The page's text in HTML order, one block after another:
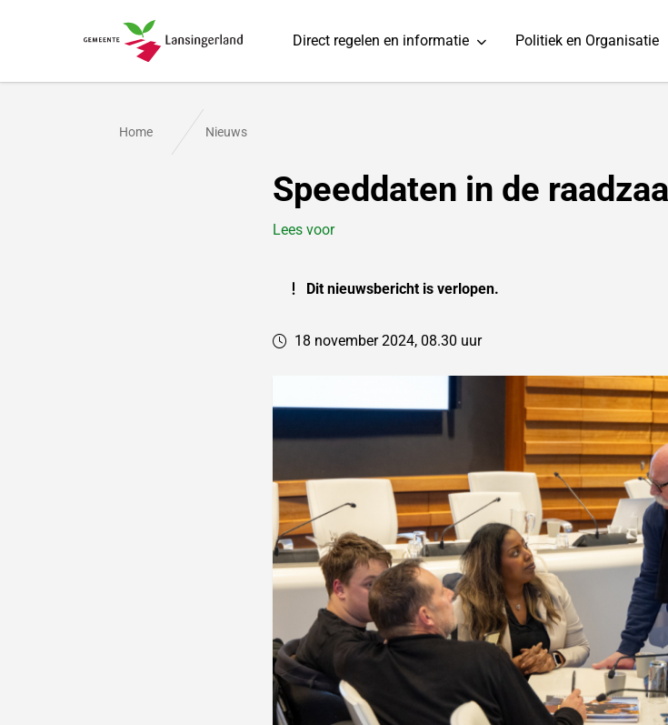
Direct regelen en informatie Politiek en Organisatie
Home Nieuws
Speeddaten in de raadzaal
Lees voor
Dit nieuwsbericht is verlopen.
18 november 2024, 08.30 uur